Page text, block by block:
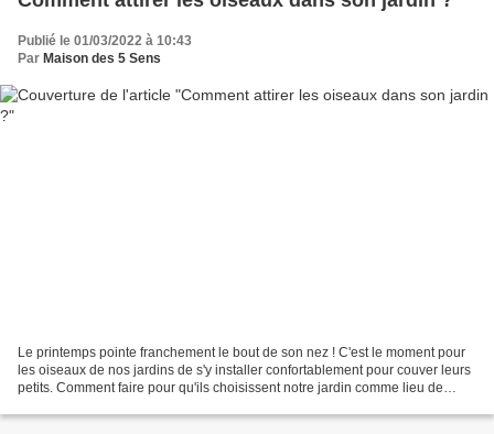
Publié le 01/03/2022 à 10:43
Par Maison des 5 Sens
Le printemps pointe franchement le bout de son nez ! C'est le moment pour
les oiseaux de nos jardins de s'y installer confortablement pour couver leurs
petits. Comment faire pour qu'ils choisissent notre jardin comme lieu de